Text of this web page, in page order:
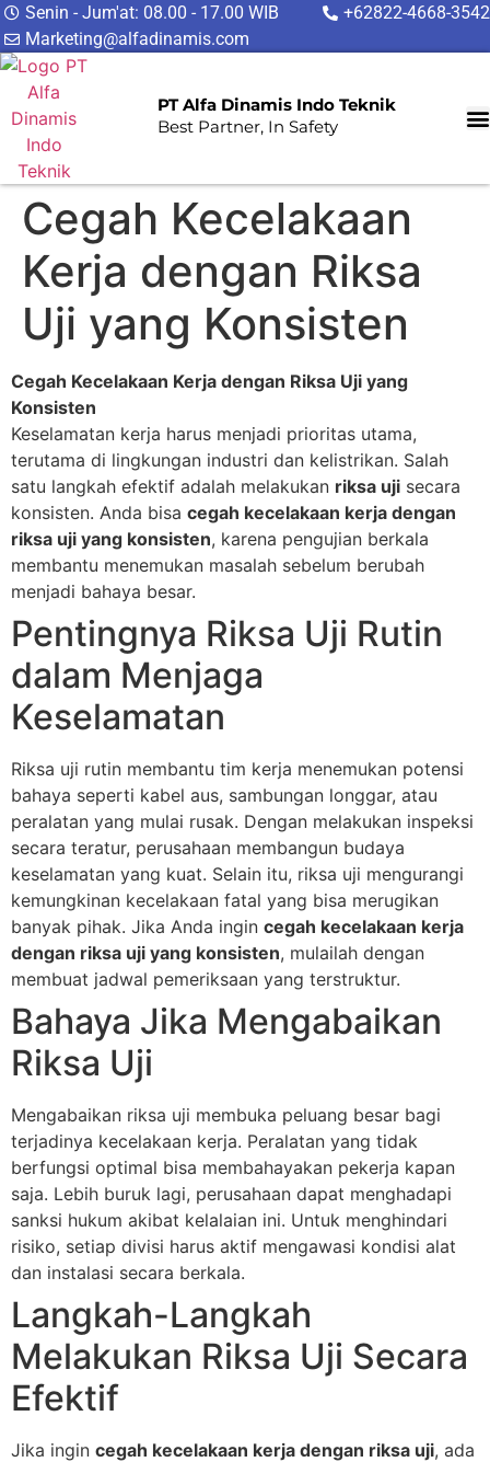
Senin - Jum'at: 08.00 - 17.00 WIB
+62822-4668-3542
Marketing@alfadinamis.com
PT Alfa Dinamis Indo Teknik
Best Partner, In Safety
Cegah Kecelakaan
Kerja dengan Riksa
Uji yang Konsisten
Cegah Kecelakaan Kerja dengan Riksa Uji yang
Konsisten
Keselamatan kerja harus menjadi prioritas utama,
terutama di lingkungan industri dan kelistrikan. Salah
satu langkah efektif adalah melakukan riksa uji secara
konsisten. Anda bisa cegah kecelakaan kerja dengan
riksa uji yang konsisten, karena pengujian berkala
membantu menemukan masalah sebelum berubah
menjadi bahaya besar.
Pentingnya Riksa Uji Rutin
dalam Menjaga
Keselamatan
Riksa uji rutin membantu tim kerja menemukan potensi
bahaya seperti kabel aus, sambungan longgar, atau
peralatan yang mulai rusak. Dengan melakukan inspeksi
secara teratur, perusahaan membangun budaya
keselamatan yang kuat. Selain itu, riksa uji mengurangi
kemungkinan kecelakaan fatal yang bisa merugikan
banyak pihak. Jika Anda ingin cegah kecelakaan kerja
dengan riksa uji yang konsisten, mulailah dengan
membuat jadwal pemeriksaan yang terstruktur.
Bahaya Jika Mengabaikan
Riksa Uji
Mengabaikan riksa uji membuka peluang besar bagi
terjadinya kecelakaan kerja. Peralatan yang tidak
berfungsi optimal bisa membahayakan pekerja kapan
saja. Lebih buruk lagi, perusahaan dapat menghadapi
sanksi hukum akibat kelalaian ini. Untuk menghindari
risiko, setiap divisi harus aktif mengawasi kondisi alat
dan instalasi secara berkala.
Langkah-Langkah
Melakukan Riksa Uji Secara
Efektif
Jika ingin cegah kecelakaan kerja dengan riksa uji, ada